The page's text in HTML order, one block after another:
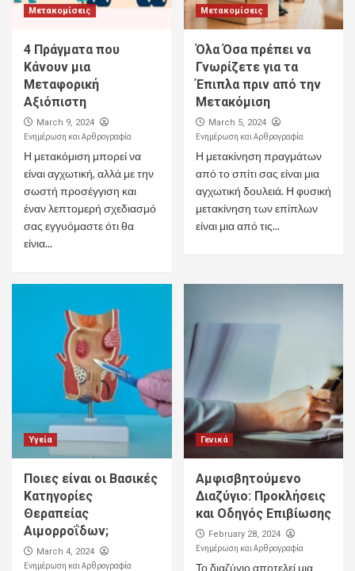
Μετακομίσεις
4 Πράγματα που
Κάνουν μια
Μεταφορική
Αξιόπιστη
March 9, 2024
Ενημέρωση και Αρθρογραφία
Η μετακόμιση μπορεί να
είναι αγχωτική, αλλά με την
σωστή προσέγγιση και
έναν λεπτομερή σχεδιασμό
σας εγγυόμαστε ότι θα
είνια...
Μετακομίσεις
Όλα Όσα πρέπει να
Γνωρίζετε για τα
Έπιπλα πριν από την
Μετακόμιση
March 5, 2024
Ενημέρωση και Αρθρογραφία
Η μετακίνηση πραγμάτων
από το σπίτι σας είναι μια
αγχωτική δουλειά. Η φυσική
μετακίνηση των επίπλων
είναι μια από τις...
Υγεία
Ποιες είναι οι Βασικές
Κατηγορίες
Θεραπείας
Αιμορροΐδων;
March 4, 2024
Ενημέρωση και Αρθρογραφία
Γενικά
Αμφισβητούμενο
Διαζύγιο: Προκλήσεις
και Οδηγός Επιβίωσης
February 28, 2024
Ενημέρωση και Αρθρογραφία
Το διαζύγιο αποτελεί μια